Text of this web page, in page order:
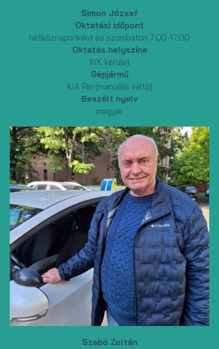
Simon József
Oktatási időpont
hétköznaponként és szombaton 7:00-17:00
Oktatás helyszíne
XIX. kerület
Gépjármű
KIA Rio (manuális váltó)
Beszélt nyelv
magyar
Szabó Zoltán